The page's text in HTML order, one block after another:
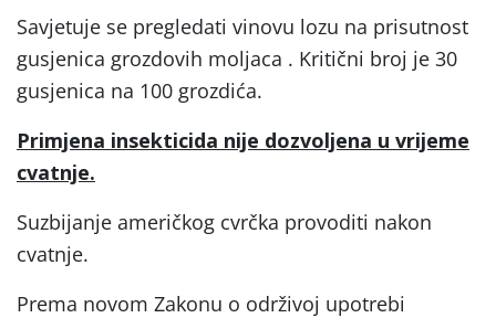
Savjetuje se pregledati vinovu lozu na prisutnost
gusjenica grozdovih moljaca . Kritični broj je 30
gusjenica na 100 grozdića.
Primjena insekticida nije dozvoljena u vrijeme
cvatnje.
Suzbijanje američkog cvrčka provoditi nakon
cvatnje.
Prema novom Zakonu o održivoj upotrebi